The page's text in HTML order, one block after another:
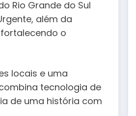
Rio Grande do Sul
além da
o
locais e uma
tecnologia de
de uma história com